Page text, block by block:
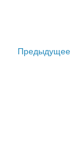
Предыдущее